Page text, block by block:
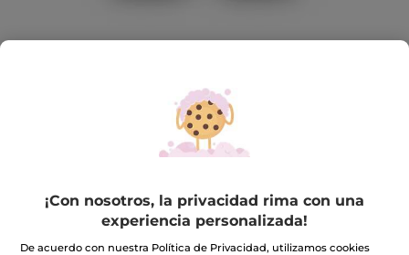
Intensa
Piel intensamente nutrida.
★★★★★
★★★★★
5
Leer
de
(26)INCLUIR UNA RESEÑA
23,90€ 47,80€
Cantidad
¡Con nosotros, la privacidad rima con una
experiencia personalizada!
De acuerdo con nuestra Política de Privacidad, utilizamos cookies